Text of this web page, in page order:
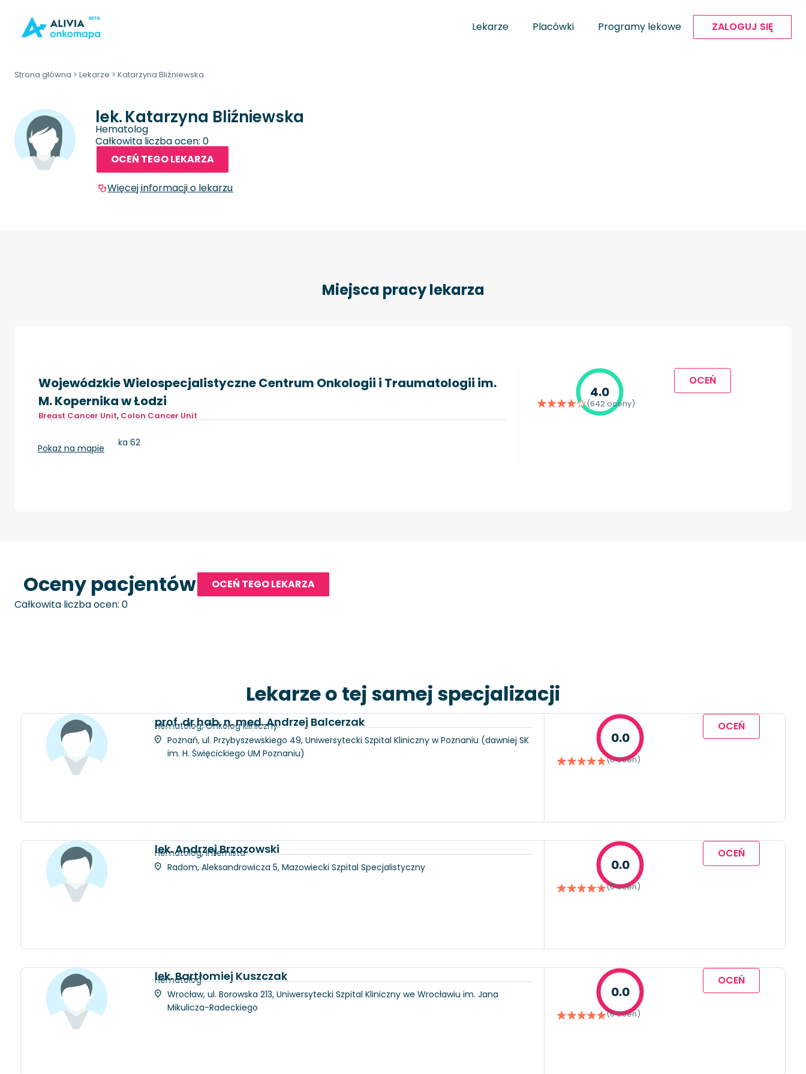
Lekarze Placówki Programy lekowe ZALOGUJ SIĘ
Strona główna > Lekarze > Katarzyna Bliźniewska
lek.Katarzyna Bliźniewska
Hematolog
Całkowita liczba ocen: 0
OCEŃ TEGO LEKARZA
Więcej informacji o lekarzu
Miejsca pracy lekarza
Wojewódzkie Wielospecjalistyczne Centrum Onkologii i Traumatologii im.
M. Kopernika w Łodzi
Breast Cancer Unit, Colon Cancer Unit
Łódź, ul. Pabianicka 62
Pokaż na mapie
4.0
(642 oceny)
OCEŃ
Oceny pacjentów
OCEŃ TEGO LEKARZA
Całkowita liczba ocen: 0
Lekarze o tej samej specjalizacji
prof. dr hab. n. med. Andrzej Balcerzak
Hematolog, Onkolog kliniczny
Poznań, ul. Przybyszewskiego 49, Uniwersytecki Szpital Kliniczny w Poznaniu (dawniej SK
im. H. Święcickiego UM Poznaniu)
0.0
(0 ocen)
OCEŃ
lek. Andrzej Brzozowski
Hematolog, Internista
Radom, Aleksandrowicza 5, Mazowiecki Szpital Specjalistyczny
0.0
(0 ocen)
OCEŃ
lek. Bartłomiej Kuszczak
Hematolog
Wrocław, ul. Borowska 213, Uniwersytecki Szpital Kliniczny we Wrocławiu im. Jana
Mikulicza-Radeckiego
0.0
(0 ocen)
OCEŃ